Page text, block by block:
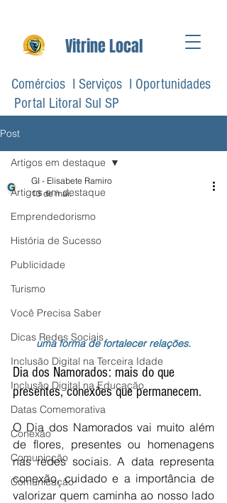
Vitrine Local
Comércios I Serviços I Oportunidades
Portal Litoral Sul SP
Post
Artigos em destaque
Emprendedorismo
História de Sucesso
Publicidade
Turismo
Você Precisa Saber
Dicas Redes Sociais
Inclusão Digital na Terceira Idade
Inclusão Digital na Educação
Datas Comemorativa
Conexão
Comunicção
Comunicação
Artigos em destaque
GI - Elisabete Ramiro
13 de mai.
uma forma de fortalecer relações.
Dia dos Namorados: mais do que
presentes, conexões que permanecem.
O Dia dos Namorados vai muito além
de flores, presentes ou homenagens
nas redes sociais. A data representa
conexão, cuidado e a importância de
valorizar quem caminha ao nosso lado